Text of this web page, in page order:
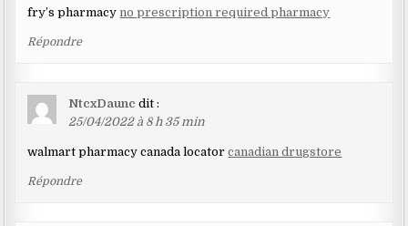
fry’s pharmacyno prescription required pharmacy
Répondre
NtcxDaunc dit :
25/04/2022 à 8 h 35 min
walmart pharmacy canada locatorcanadian drugstore
Répondre